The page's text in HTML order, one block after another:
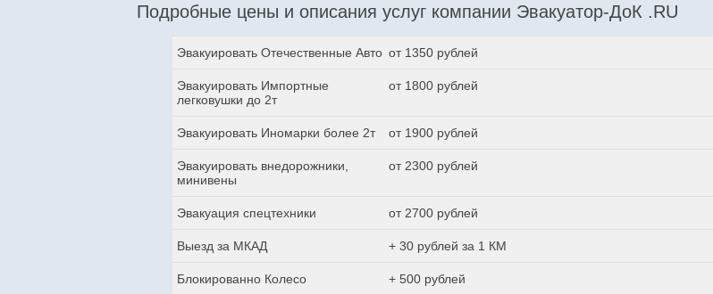
Подробные цены и описания услуг компании Эвакуатор-ДоК .RU
Эвакуировать Отечественные Авто от 1350 рублей
Эвакуировать Импортные
легковушки до 2т
от 1800 рублей
Эвакуировать Иномарки более 2т от 1900 рублей
Эвакуировать внедорожники,
минивены
от 2300 рублей
Эвакуация спецтехники от 2700 рублей
Выезд за МКАД + 30 рублей за 1 КМ
Блокированно Колесо + 500 рублей